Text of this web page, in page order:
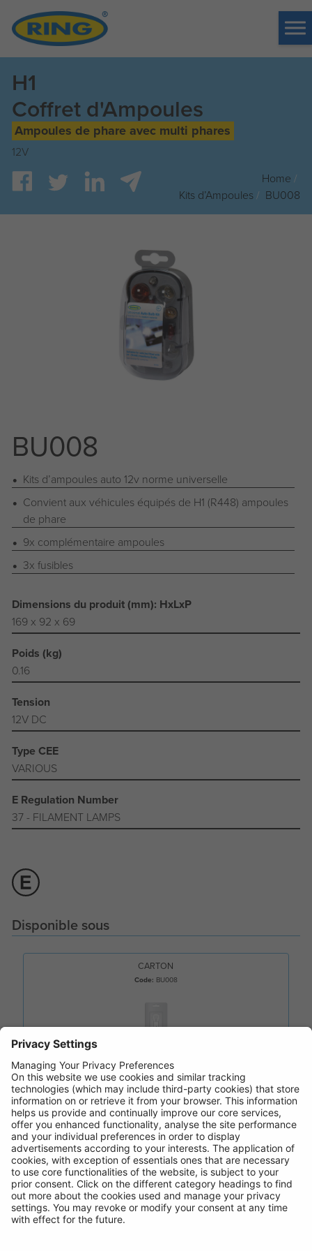
H1
Coffret d'Ampoules
Ampoules de phare avec multi phares
12V
Home /
Kits d’Ampoules/ BU008
BU008
Kits d’ampoules auto 12v norme universelle
Convient aux véhicules équipés de H1 (R448) ampoules
de phare
9x complémentaire ampoules
3x fusibles
Dimensions du produit (mm): HxLxP
169 x 92 x 69
Poids (kg)
0.16
Tension
12V DC
Type CEE
VARIOUS
E Regulation Number
37 - FILAMENT LAMPS
Disponible sous
CARTON
Code: BU008
Où Acheter
Upgrade